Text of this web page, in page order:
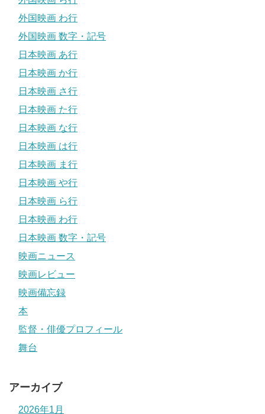
外国映画 わ行
外国映画 数字・記号
日本映画 あ行
日本映画 か行
日本映画 さ行
日本映画 た行
日本映画 な行
日本映画 は行
日本映画 ま行
日本映画 や行
日本映画 ら行
日本映画 わ行
日本映画 数字・記号
映画ニュース
映画レビュー
映画備忘録
本
監督・俳優プロフィール
舞台
アーカイブ
2026年1月